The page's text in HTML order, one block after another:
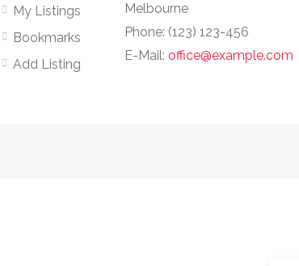
My Listings
Bookmarks
Add Listing
Melbourne
Phone: (123) 123-456
E-Mail: office@example.com